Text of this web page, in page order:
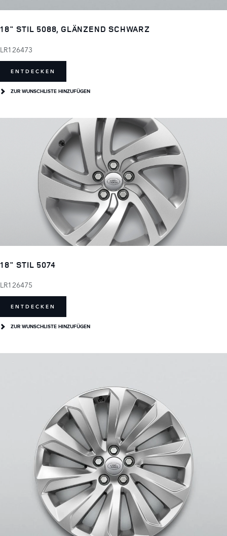
18" STIL 5088, GLÄNZEND SCHWARZ
LR126473
ENTDECKEN
ZUR WUNSCHLISTE HINZUFÜGEN
18" STIL 5074
LR126475
ENTDECKEN
ZUR WUNSCHLISTE HINZUFÜGEN